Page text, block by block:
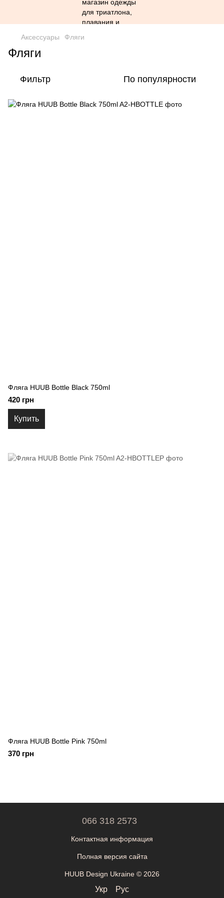
Аксессуары Фляги
Фляги
Фильтр По популярности
Фляга HUUB Bottle Black 750ml
420 грн
Купить
Фляга HUUB Bottle Pink 750ml
370 грн
066 318 2573
Контактная информация
Полная версия сайта
HUUB Design Ukraine © 2026
Укр Рус